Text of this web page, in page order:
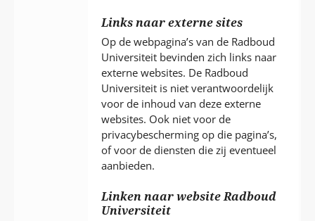
Links naar externe sites
Op de webpagina’s van de Radboud
Universiteit bevinden zich links naar
externe websites. De Radboud
Universiteit is niet verantwoordelijk
voor de inhoud van deze externe
websites. Ook niet voor de
privacybescherming op die pagina’s,
of voor de diensten die zij eventueel
aanbieden.
Linken naar website Radboud
Universiteit